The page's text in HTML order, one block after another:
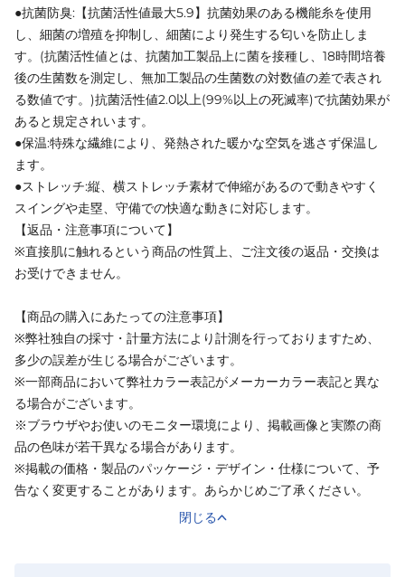
●抗菌防臭:【抗菌活性値最大5.9】抗菌効果のある機能糸を使用
し、細菌の増殖を抑制し、細菌により発生する匂いを防止しま
す。(抗菌活性値とは、抗菌加工製品上に菌を接種し、18時間培養
後の生菌数を測定し、無加工製品の生菌数の対数値の差で表され
る数値です。)抗菌活性値2.0以上(99%以上の死滅率)で抗菌効果が
あると規定されいます。
●保温:特殊な繊維により、発熱された暖かな空気を逃さず保温し
ます。
●ストレッチ:縦、横ストレッチ素材で伸縮があるので動きやすく
スイングや走塁、守備での快適な動きに対応します。
【返品・注意事項について】
※直接肌に触れるという商品の性質上、ご注文後の返品・交換は
お受けできません。
【商品の購入にあたっての注意事項】
※弊社独自の採寸・計量方法により計測を行っておりますため、
多少の誤差が生じる場合がございます。
※一部商品において弊社カラー表記がメーカーカラー表記と異な
る場合がございます。
※ブラウザやお使いのモニター環境により、掲載画像と実際の商
品の色味が若干異なる場合があります。
※掲載の価格・製品のパッケージ・デザイン・仕様について、予
告なく変更することがあります。あらかじめご了承ください。
閉じる